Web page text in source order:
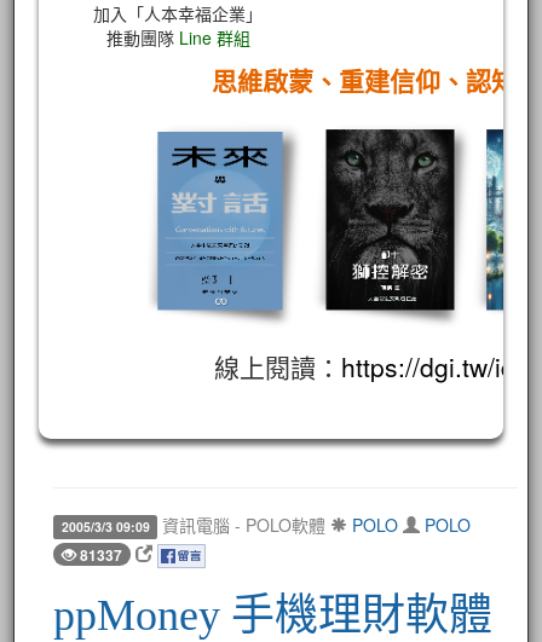
加入「人本幸福企業」
推動團隊 Line 群組
思維啟蒙、重建信仰、認知
線上閱讀： https://dgi.tw/id/
2005/3/3 09:09 資訊電腦 - POLO軟體 POLO POLO
81337
ppMoney 手機理財軟體